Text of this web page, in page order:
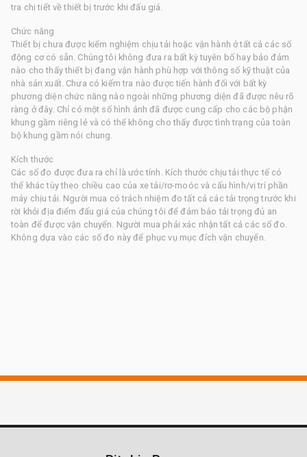
tra chi tiết về thiết bị trước khi đấu giá.
Chức năng
Thiết bị chưa được kiểm nghiệm chịu tải hoặc vận hành ở tất cả các số
động cơ có sẵn. Chúng tôi không đưa ra bất kỳ tuyên bố hay bảo đảm
nào cho thấy thiết bị đang vận hành phù hợp với thông số kỹ thuật của
nhà sản xuất. Chưa có kiểm tra nào được tiến hành đối với bất kỳ
phương diện chức năng nào ngoài những phương diện đã được nêu rõ
ràng ở đây. Chỉ có một số hình ảnh đã được cung cấp cho các bộ phận
khung gầm riêng lẻ và có thể không cho thấy được tình trạng của toàn
bộ khung gầm nói chung.
Kích thước
Các số đo được đưa ra chỉ là ước tính. Kích thước chịu tải thực tế có
thể khác tùy theo chiều cao của xe tải/rơ-moóc và cấu hình/vị trí phần
máy chịu tải. Người mua có trách nhiệm đo tất cả các tải trọng trước khi
rời khỏi địa điểm đấu giá của chúng tôi để đảm bảo tải trọng đủ an
toàn để được vận chuyển. Người mua phải xác nhận tất cả các số đo.
Không dựa vào các số đo này để phục vụ mục đích vận chuyển.